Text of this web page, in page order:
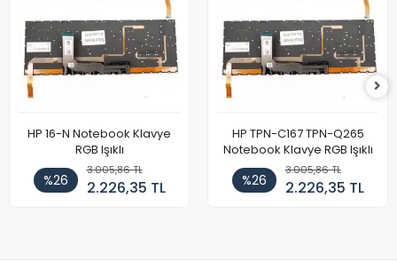
HP 16-N Notebook Klavye
RGB Işıklı
%26
3.005,86 TL
2.226,35 TL
HP TPN-C167 TPN-Q265
Notebook Klavye RGB Işıklı
%26
3.005,86 TL
2.226,35 TL